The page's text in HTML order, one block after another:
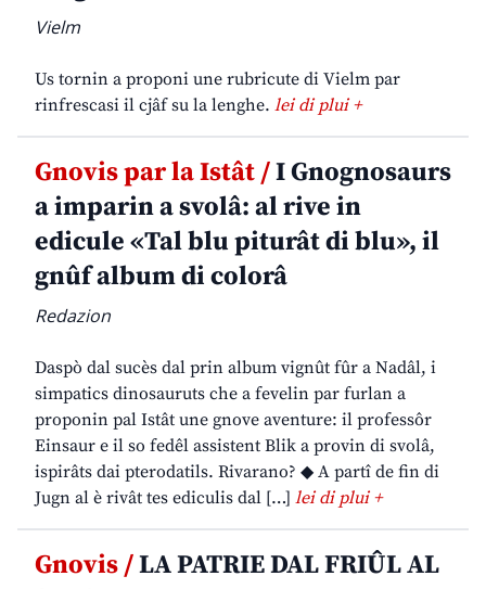
Vielm
Us tornin a proponi une rubricute di Vielm par
rinfrescasi il cjâf su la lenghe. lei di plui +
Gnovis par la Istât /I Gnognosaurs
a imparin a svolâ: al rive in
edicule «Tal blu piturât di blu», il
gnûf album di colorâ
Redazion
Daspò dal sucès dal prin album vignût fûr a Nadâl, i
simpatics dinosauruts che a fevelin par furlan a
proponin pal Istât une gnove aventure: il professôr
Einsaur e il so fedêl assistent Blik a provin di svolâ,
ispirâts dai pterodatils. Rivarano? ◆ A partî de fin di
Jugn al è rivât tes ediculis dal […] lei di plui +
Gnovis /LA PATRIE DAL FRIÛL AL